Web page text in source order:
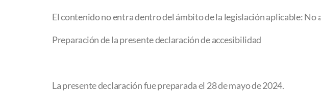
El contenido no entra dentro del ámbito de la legislación aplicable: No
Preparación de la presente declaración de accesibilidad
La presente declaración fue preparada el 28 de mayo de 2024.